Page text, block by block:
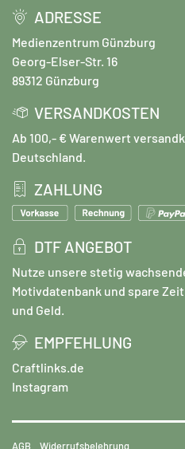
ADRESSE
Medienzentrum Günzburg
Georg-Elser-Str. 16
89312 Günzburg
VERSANDKOSTEN
Ab 100,- € Warenwert
Deutschland.
ZAHLUNG
DTF ANGEBOT
Nutze unsere stetig
Motivdatenbank und spare Zeit
und Geld.
EMPFEHLUNG
Craftlinks.de
Instagram
AGB
Widerrufsbelehrung